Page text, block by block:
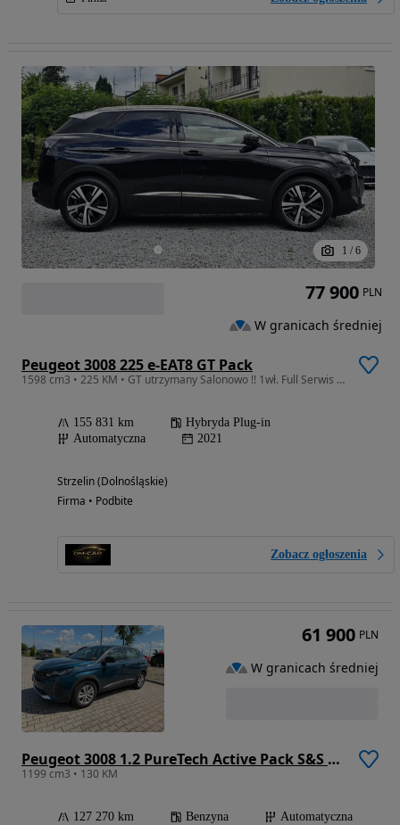
1 / 6
Peugeot 3008 225 e-EAT8 GT Pack
1598 cm3 • 225 KM • GT utrzymany Salonowo !! 1wł. Full Serwis Zobacz bo warto
155 831 km
Hybryda Plug-in
Automatyczna
2021
Strzelin (Dolnośląskie)
Firma • Podbite
Zobacz ogłoszenia
77 900 PLN
W granicach średniej
Peugeot 3008 1.2 PureTech Active Pack S&S EAT8
1199 cm3 • 130 KM
127 270 km Benzyna
Automatyczna
61 900 PLN
W granicach średniej